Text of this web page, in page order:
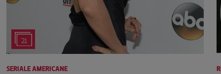
21
SERIALE AMERICANE